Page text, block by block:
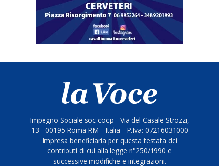
Impegno Sociale soc coop - Via del Casale Strozzi,
13 - 00195 Roma RM - Italia - P.Iva: 07216031000
Impresa beneficiaria per questa testata dei
contributi di cui alla legge n°250/1990 e
successive modifiche e integrazioni.